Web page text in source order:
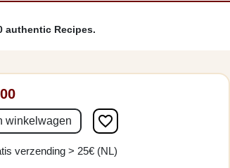
authentic Recipes.
winkelwagen favorite_border
verzending > 25€ (NL)